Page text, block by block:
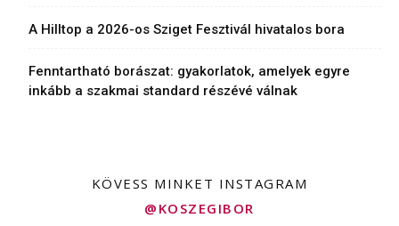
A Hilltop a 2026-os Sziget Fesztivál hivatalos bora
Fenntartható borászat: gyakorlatok, amelyek egyre
inkább a szakmai standard részévé válnak
KÖVESS MINKET INSTAGRAM
@KOSZEGIBOR